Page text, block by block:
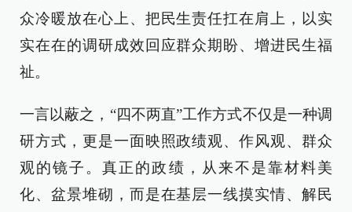
众冷暖放在心上、把民生责任扛在肩上，以实
实在在的调研成效回应群众期盼、增进民生福
祉。
一言以蔽之，“四不两直”工作方式不仅是一种调
研方式，更是一面映照政绩观、作风观、群众
观的镜子。真正的政绩，从来不是靠材料美
化、盆景堆砌，而是在基层一线摸实情、解民